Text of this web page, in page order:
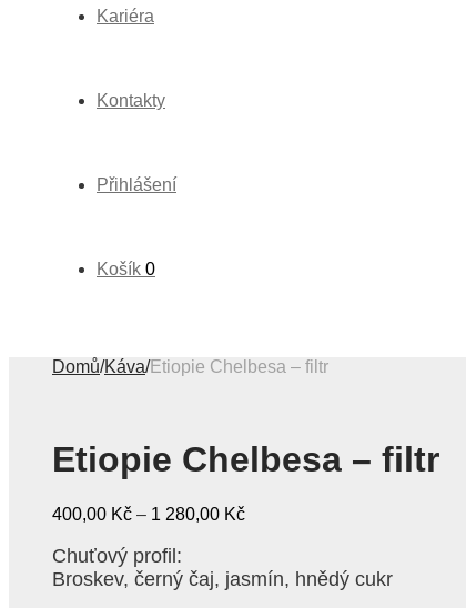
Kariéra
Kontakty
Přihlášení
Košík 0
Domů/Káva/Etiopie Chelbesa – filtr
Etiopie Chelbesa – filtr
400,00 Kč – 1 280,00 Kč
Chuťový profil:
Broskev, černý čaj, jasmín, hnědý cukr